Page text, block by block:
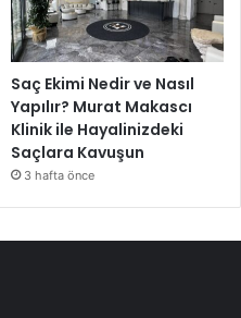
Saç Ekimi Nedir ve Nasıl
Yapılır? Murat Makascı
Klinik ile Hayalinizdeki
Saçlara Kavuşun
3 hafta önce